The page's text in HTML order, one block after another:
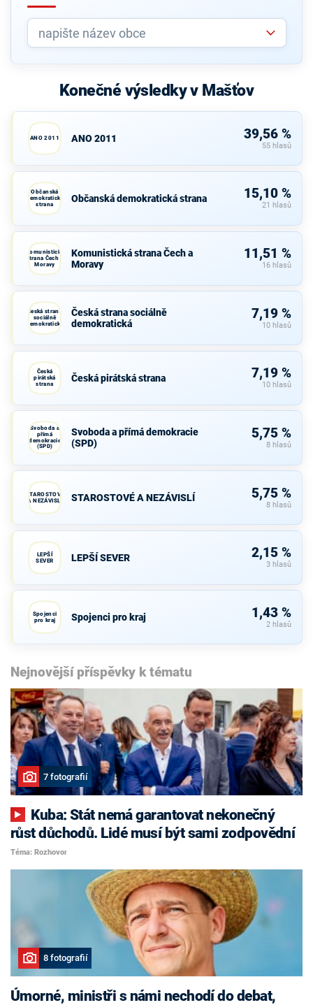
Konečné výsledky v Mašťov
ANO 2011 ANO 2011 39,56 %
55 hlasů
Občanská
demokratická
strana
Občanská demokratická strana 15,10 %
21 hlasů
Komunistická
strana Čech a
Moravy
Komunistická strana Čech a
Moravy
11,51 %
16 hlasů
Česká strana
sociálně
demokratická
Česká strana sociálně
demokratická
7,19 %
10 hlasů
Česká
pirátská
strana
Česká pirátská strana 7,19 %
10 hlasů
Svoboda a
přímá
demokracie
(SPD)
Svoboda a přímá demokracie
(SPD)
5,75 %
8 hlasů
STAROSTOVÉ
A NEZÁVISLÍ
STAROSTOVÉ A NEZÁVISLÍ 5,75 %
8 hlasů
LEPŠÍ
SEVER
LEPŠÍ SEVER 2,15 %
3 hlasů
Spojenci
pro kraj
Spojenci pro kraj 1,43 %
2 hlasů
Nejnovější příspěvky k tématu
7 fotografií
růst důchodů. Lidé musí být sami zodpovědní
Téma: Rozhovor
8 fotografií
Úmorné, ministři s námi nechodí do debat,